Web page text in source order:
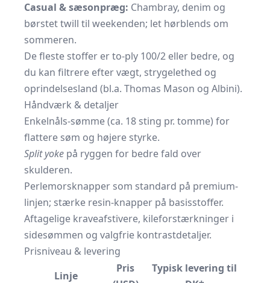
Casual & sæsonpræg: Chambray, denim og
børstet twill til weekenden; let hørblends om
sommeren.
De fleste stoffer er to-ply 100/2 eller bedre, og
du kan filtrere efter vægt, strygelethed og
oprindelsesland (bl.a. Thomas Mason og Albini).
Håndværk & detaljer
Enkelnåls-sømme (ca. 18 sting pr. tomme) for
flattere søm og højere styrke.
Split yoke på ryggen for bedre fald over
skulderen.
Perlemorsknapper som standard på premium-
linjen; stærke resin-knapper på basisstoffer.
Aftagelige kraveafstivere, kileforstærkninger i
sidesømmen og valgfrie kontrastdetaljer.
Prisniveau & levering
Linje
Pris
Typisk levering til